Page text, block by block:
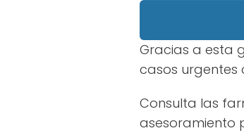
Gracias a esta
casos
Consulta las
asesoramiento